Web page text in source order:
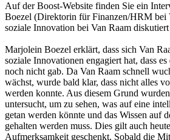
Auf der Boost-Website finden Sie ein
Boezel (Direktorin für Finanzen/HRM bei
soziale Innovation bei Van Raam
Marjolein Boezel erklärt, dass sich Van
soziale Innovationen engagiert hat, dass
noch nicht gab. Da Van Raam schnell
wächst, wurde bald klar, dass nicht alles
werden konnte. Aus diesem Grund
untersucht, um zu sehen, was auf eine
getan werden könnte und das Wissen auf
gehalten werden muss. Dies gilt auch
Aufmerksamkeit geschenkt. Sobald die